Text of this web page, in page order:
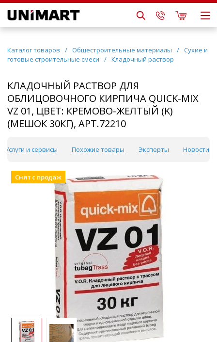
Каталог товаров / Общестроительные материалы / Сухие и
готовые строительные смеси
/ Кладочный раствор
КЛАДОЧНЫЙ РАСТВОР ДЛЯ
ОБЛИЦОВОЧНОГО КИРПИЧА QUICK-MIX
VZ 01, ЦВЕТ: КРЕМОВО-ЖЕЛТЫЙ (K)
(МЕШОК 30КГ), АРТ.72210
Услуги и сервисы Похожие товары Эксперты Новости
Снят с продаж